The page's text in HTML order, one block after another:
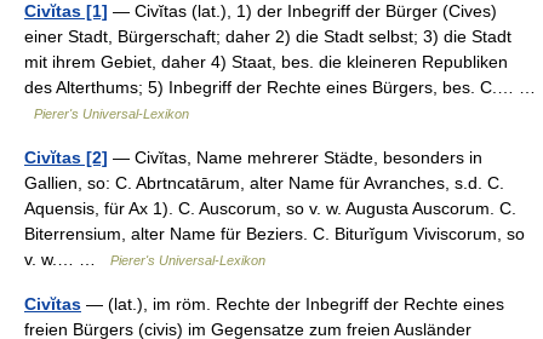
Civĭtas [1] — Civĭtas (lat.), 1) der Inbegriff der Bürger (Cives)
einer Stadt, Bürgerschaft; daher 2) die Stadt selbst; 3) die Stadt
mit ihrem Gebiet, daher 4) Staat, bes. die kleineren Republiken
des Alterthums; 5) Inbegriff der Rechte eines Bürgers, bes. C.… …
Pierer's Universal-Lexikon
Civĭtas [2] — Civĭtas, Name mehrerer Städte, besonders in
Gallien, so: C. Abrtncatārum, alter Name für Avranches, s.d. C.
Aquensis, für Ax 1). C. Auscorum, so v. w. Augusta Auscorum. C.
Biterrensium, alter Name für Beziers. C. Biturĭgum Viviscorum, so
v. w.… …
Pierer's Universal-Lexikon
Civĭtas — (lat.), im röm. Rechte der Inbegriff der Rechte eines
freien Bürgers (civis) im Gegensatze zum freien Ausländer